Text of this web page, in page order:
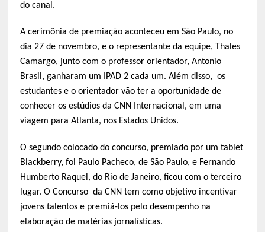
do canal.
A cerimônia de premiação aconteceu em São Paulo, no
dia 27 de novembro, e o representante da equipe, Thales
Camargo, junto com o professor orientador, Antonio
Brasil, ganharam um IPAD 2 cada um. Além disso, os
estudantes e o orientador vão ter a oportunidade de
conhecer os estúdios da CNN Internacional, em uma
viagem para Atlanta, nos Estados Unidos.
O segundo colocado do concurso, premiado por um tablet
Blackberry, foi Paulo Pacheco, de São Paulo, e Fernando
Humberto Raquel, do Rio de Janeiro, ficou com o terceiro
lugar. O Concurso da CNN tem como objetivo incentivar
jovens talentos e premiá-los pelo desempenho na
elaboração de matérias jornalísticas.